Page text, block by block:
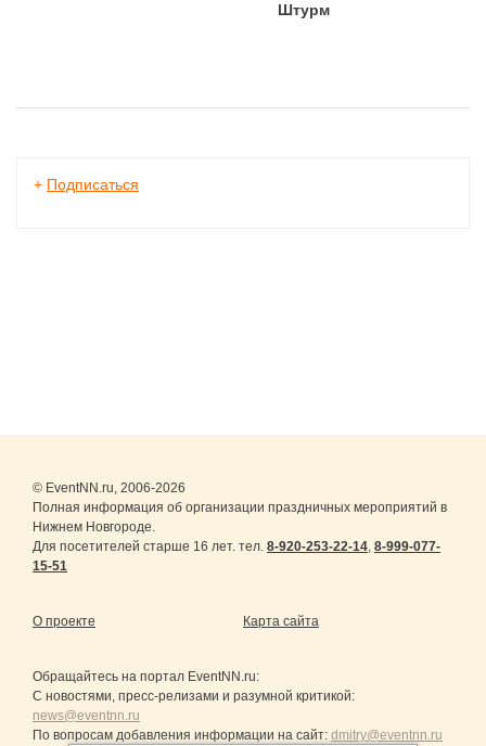
Штурм
+ Подписаться
© EventNN.ru, 2006-2026
Полная информация об организации праздничных мероприятий в
Нижнем Новгороде.
Для посетителей старше 16 лет. тел. 8-920-253-22-14, 8-999-077-
15-51
О проекте Карта сайта
Обращайтесь на портал EventNN.ru:
С новостями, пресс-релизами и разумной критикой:
news@eventnn.ru
По вопросам добавления информации на сайт: dmitry@eventnn.ru